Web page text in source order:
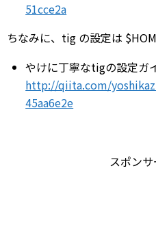
51cce2a
ちなみに、tig の設定は
やけに丁寧なtigの設定ガ
http://qiita.com/
45aa6e2e
スポン